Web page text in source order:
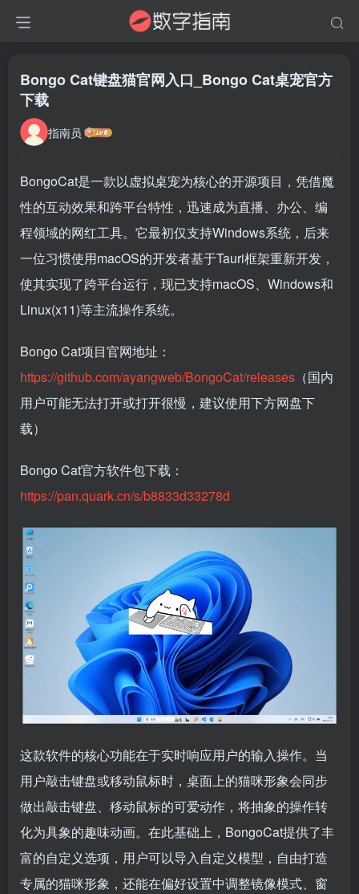
Bongo Cat键盘猫官网入口_Bongo Cat桌宠官方
下载
指南员
BongoCat是一款以虚拟桌宠为核心的开源项目，凭借魔
性的互动效果和跨平台特性，迅速成为直播、办公、编
程领域的网红工具。它最初仅支持Windows系统，后来
一位习惯使用macOS的开发者基于Tauri框架重新开发，
使其实现了跨平台运行，现已支持macOS、Windows和
Linux(x11)等主流操作系统。
Bongo Cat项目官网地址：
https://github.com/ayangweb/BongoCat/releases （国内
用户可能无法打开或打开很慢，建议使用下方网盘下
载）
Bongo Cat官方软件包下载：
https://pan.quark.cn/s/b8833d33278d
这款软件的核心功能在于实时响应用户的输入操作。当
用户敲击键盘或移动鼠标时，桌面上的猫咪形象会同步
做出敲击键盘、移动鼠标的可爱动作，将抽象的操作转
化为具象的趣味动画。在此基础上，BongoCat提供了丰
富的自定义选项，用户可以导入自定义模型，自由打造
专属的猫咪形象，还能在偏好设置中调整镜像模式、窗